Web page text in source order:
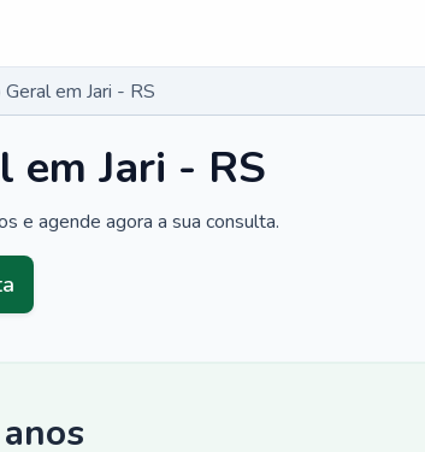
Geral em Jari - RS
em Jari - RS
e agende agora a sua consulta.